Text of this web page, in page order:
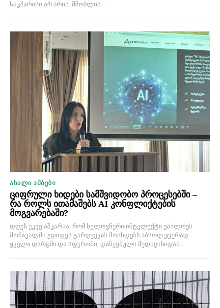
საკმარისი არ არის. მშობლის...
ᲐᲮᲐᲚᲘ ᲐᲛᲑᲔᲑᲘ
ციფრული ხიდები სამშვიდობო პროცესებში –
რა როლს ითამაშებს AI კონფლიქტების
მოგვარებაში?
დღეს უკვე აშკარაა, რომ ხელოვნური ინტელექტი უახლოეს
მომავალში უდიდეს გარღვევას მოახდენს აბსოლუტურად
ყველა დარგში და სფეროში, დაწყებული მედიცინიდან...